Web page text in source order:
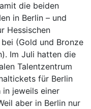
die beiden
in Berlin – und
Hessischen
(Gold und Bronze
Im Juli hatten die
Talentzentrum
für Berlin
jeweils einer
aber in Berlin nur